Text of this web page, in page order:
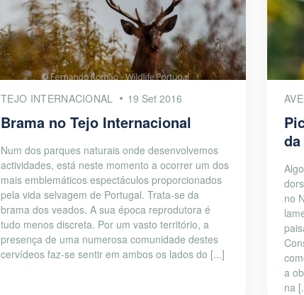
TEJO INTERNACIONAL 19 Set 2016
Brama no Tejo Internacional
Num dos parques naturais onde desenvolvemos
actividades, está neste momento a ocorrer um dos
mais emblemáticos espectáculos proporcionados
pela vida selvagem de Portugal. Trata-se da
brama dos veados. A sua época reprodutora é
tudo menos discreta. Por um vasto território, a
presença de uma numerosa comunidade destes
cervídeos faz-se sentir em ambos os lados do [...]
no
a
na